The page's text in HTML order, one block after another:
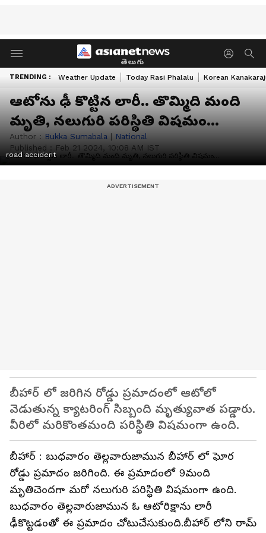
తెలుగు
TRENDING : Weather Update Today Rasi Phalalu Korean
ఆటోను ఢీ కొట్టిన లారీ.. తొమ్మిది మంది
మృతి, నలుగురి పరిస్థితి విషమం...
Author : Bukka Sumabala | National
Published : Feb 21 2024, 10:08 AM IST
road accident
బీహార్ లో జరిగిన రోడ్డు ప్రమాదంలో ఆటోలో
వెడుతున్న క్యాటరింగ్ సిబ్బంది మృత్యువాత పడ్డారు.
వీరిలో మరికొంతమంది పరిస్థితి విషమంగా ఉంది.
బీహార్ : బుధవారం తెల్లవారుజామున బీహార్ లో ఘోర
రోడ్డు ప్రమాదం జరిగింది. ఈ ప్రమాదంలో 9మంది
మృతిచెందగా మరో నలుగురి పరిస్థితి విషమంగా ఉంది.
బుధవారం తెల్లవారుజామున ఓ ఆటోరిక్షాను లారీ
ఢీకొట్టడంతో ఈ ప్రమాదం చోటుచేసుకుంది.బీహార్ లోని రామ్